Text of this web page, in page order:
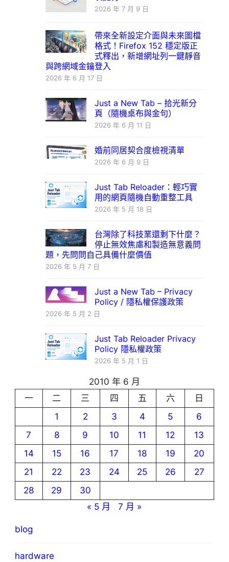
2026 年 7 月 9 日
帶來全新設定介面與未來圖檔
格式！Firefox 152 穩定版正
式釋出，新增網址列一鍵靜音
與跨網域金鑰登入
2026 年 6 月 17 日
Just a New Tab – 拾光新分
頁（隨機桌布與金句）
2026 年 6 月 11 日
婚前同居契合度檢視清單
2026 年 6 月 9 日
Just Tab Reloader：輕巧實
用的網頁隨機自動重整工具
2026 年 5 月 18 日
台灣除了科技業還剩下什麼？
停止無效焦慮和製造無意義問
題，先問問自己具備什麼價值
2026 年 5 月 7 日
Just a New Tab – Privacy
Policy / 隱私權保護政策
2026 年 5 月 2 日
Just Tab Reloader Privacy
Policy 隱私權政策
2026 年 5 月 1 日
2010 年 6 月
一
二 三 四 五 六
日
1
2 3 4 5
6
7
8 9 10 11 12
13
14
15 16 17 18 19
20
21
22 23 24 25 26
27
28
29
30
« 5 月
7 月 »
blog
hardware